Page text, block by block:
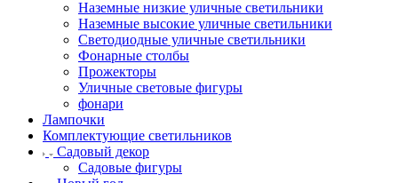
Наземные низкие уличные светильники
Наземные высокие уличные светильники
Светодиодные уличные светильники
Фонарные столбы
Прожекторы
Уличные световые фигуры
фонари
Лампочки
Комплектующие светильников
Садовый декор
Садовые фигуры